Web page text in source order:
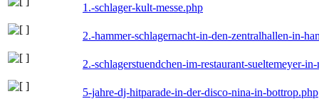
1.-schlager-kult-messe.php
2.-hammer-schlagernacht-in-den-zentralhallen-in-
2.-schlagerstuendchen-im-restaurant-sueltemeyer-
5-jahre-dj-hitparade-in-der-disco-nina-in-bottrop.php